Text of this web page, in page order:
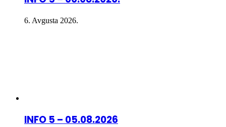
6. Avgusta 2026.
INFO 5 – 05.08.2026